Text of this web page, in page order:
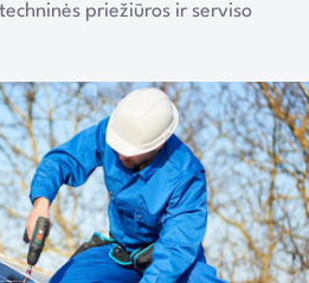
priežiūros ir serviso